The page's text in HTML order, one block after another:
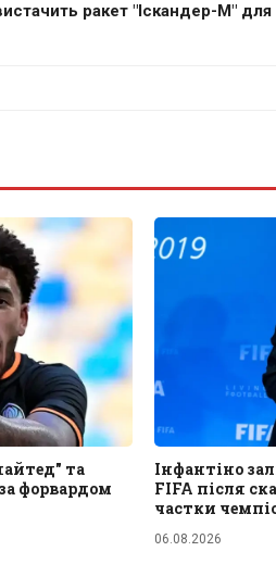
вистачить ракет "Іскандер-М"
та
форвардом
Інфантіно
FIFA після
частки
06.08.2026